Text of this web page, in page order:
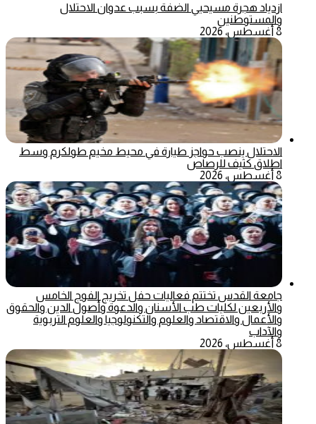
ازدياد هجرة مسيحيي الضفة بسبب عدوان الاحتلال
والمستوطنين
8 أغسطس، 2026
الاحتلال ينصب حواجز طيارة في محيط مخيم طولكرم وسط
اطلاق كثيف للرصاص
8 أغسطس، 2026
جامعة القدس تختتم فعاليات حفل تخريج الفوج الخامس
والأربعين لكليات طب الأسنان والدعوة وأصول الدين والحقوق
والأعمال والاقتصاد والعلوم والتكنولوجيا والعلوم التربوية
والآداب
8 أغسطس، 2026